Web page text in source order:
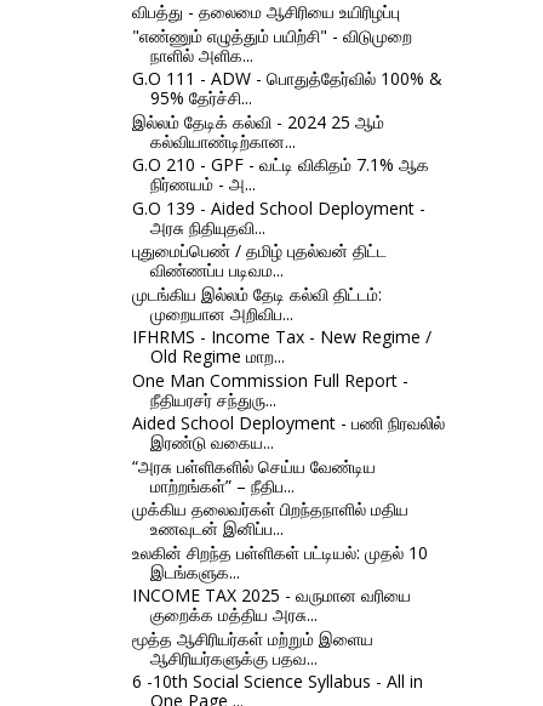
விபத்து - தலைமை ஆசிரியை உயிரிழப்பு
"எண்ணும் எழுத்தும் பயிற்சி" - விடுமுறை
நாளில் அளிக...
G.O 111 - ADW - பொதுத்தேர்வில் 100% &
95% தேர்ச்சி...
இல்லம் தேடிக் கல்வி - 2024 25 ஆம்
கல்வியாண்டிற்கான...
G.O 210 - GPF - வட்டி விகிதம் 7.1% ஆக
நிர்ணயம் - அ...
G.O 139 - Aided School Deployment -
அரசு நிதியுதவி...
புதுமைப்பெண் / தமிழ் புதல்வன் திட்ட
விண்ணப்ப படிவம...
முடங்கிய இல்லம் தேடி கல்வி திட்டம்:
முறையான அறிவிப...
IFHRMS - Income Tax - New Regime /
Old Regime மாற...
One Man Commission Full Report -
நீதியரசர் சந்துரு...
Aided School Deployment - பணி நிரவலில்
இரண்டு வகைய...
“அரசு பள்ளிகளில் செய்ய வேண்டிய
மாற்றங்கள்” – நீதிப...
முக்கிய தலைவர்கள் பிறந்தநாளில் மதிய
உணவுடன் இனிப்ப...
உலகின் சிறந்த பள்ளிகள் பட்டியல்: முதல் 10
இடங்களுக...
INCOME TAX 2025 - வருமான வரியை
குறைக்க மத்திய அரசு...
மூத்த ஆசிரியர்கள் மற்றும் இளைய
ஆசிரியர்களுக்கு பதவ...
6 -10th Social Science Syllabus - All in
One Page ...